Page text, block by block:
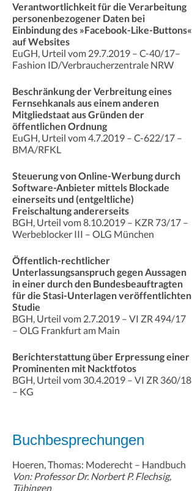
Verantwortlichkeit für die Verarbeitung
personenbezogener Daten bei
Einbindung des »Facebook-Like-Buttons«
auf Websites
EuGH, Urteil vom 29.7.2019 – C-40/17–
Fashion ID/Verbraucherzentrale NRW
Beschränkung der Verbreitung eines
Fernsehkanals aus einem anderen
Mitgliedstaat aus Gründen der
öffentlichen Ordnung
EuGH, Urteil vom 4.7.2019 – C-622/17 –
BMA/RFKL
Steuerung von Online-Werbung durch
Software-Anbieter mittels Blockade
einerseits und (entgeltliche)
Freischaltung andererseits
BGH, Urteil vom 8.10.2019 – KZR 73/17 –
Werbeblocker III – OLG München
Öffentlich-rechtlicher
Unterlassungsanspruch gegen Aussagen
in einer durch den Bundesbeauftragten
für die Stasi-Unterlagen veröffentlichten
Studie
BGH, Urteil vom 2.7.2019 – VI ZR 494/17
– OLG Frankfurt am Main
Berichterstattung über Erpressung einer
Prominenten mit Nacktfotos
BGH, Urteil vom 30.4.2019 – VI ZR 360/18
– KG
Buchbesprechungen
Hoeren, Thomas: Moderecht – Handbuch
Von: Professor Dr. Norbert P. Flechsig,
Tübingen